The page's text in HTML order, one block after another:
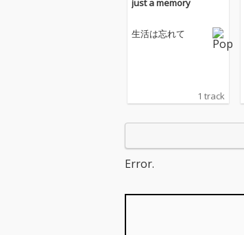
just a memory
生活は忘れて
1 track
Error.